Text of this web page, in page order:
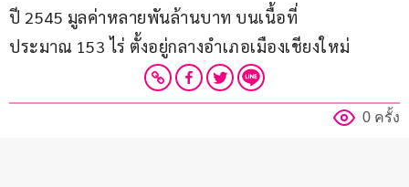
ปี 2545 มูลค่าหลายพันล้านบาท บนเนื้อที่
ประมาณ 153 ไร่ ตั้งอยู่กลางอำเภอเมืองเชียงใหม่
0 ครั้ง